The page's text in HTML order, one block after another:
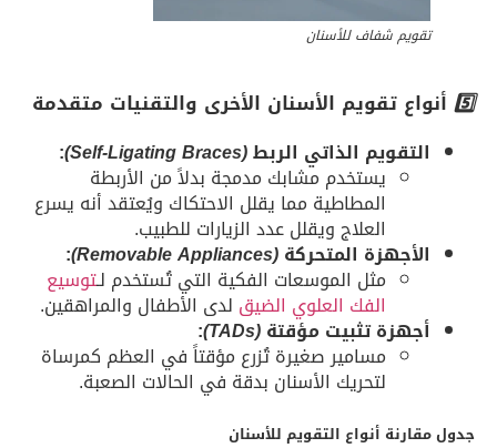
شفاف للأسنان
تقويم الأسنان الأخرى والتقنيات متقدمة
الذاتي الربط(Self-Ligating Braces)
:
يستخدم مشابك مدمجة بدلاً من الأربطة
المطاطية مما يقلل الاحتكاك ويُعتقد أنه يسرع
العلاج ويقلل عدد الزيارات للطبيب.
المتحركة(Removable Appliances)
:
مثل الموسعات الفكية التي تُستخدم لـتوسيع
الفك العلوي الضيقلدى الأطفال والمراهقين.
تثبيت مؤقتة(TADs)
:
مسامير صغيرة تُزرع مؤقتاً في العظم كمرساة
لتحريك الأسنان بدقة في الحالات الصعبة.
أنواع التقويم للأسنان